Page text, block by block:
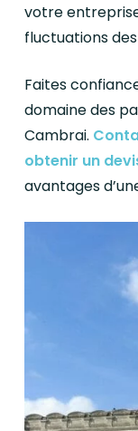
votre
fluctuations
Faites
domaine des
Cambrai.
obtenir un
avantages